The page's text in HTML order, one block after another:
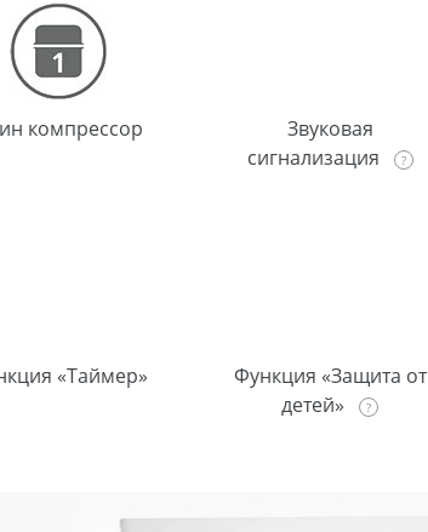
компрессор
Звуковая
сигнализация
«Таймер»
Функция «Защита от
детей»